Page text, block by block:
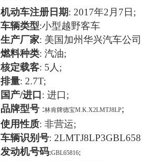
机动车注册日期: 2017年2月7日;
车辆类型:小型越野客车
生产厂家: 美国加州华兴汽车公司
燃料种类: 汽油;
核定载客: 5 人 ;
排量: 2.7T;
国产/进口 : 进口;
品牌型号 :林肯牌德宝M.K.X2LMTJ8LP;
使用性质: 非营运;
车辆识别号:
发动机号码:GBL65816;